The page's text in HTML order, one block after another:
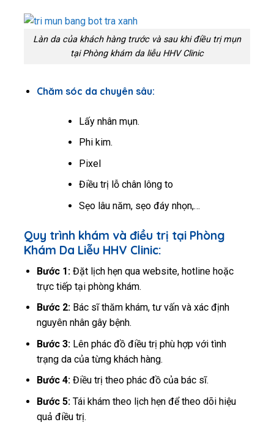
Làn da của khách hàng trước và sau khi điều trị mụn
tại Phòng khám da liễu HHV Clinic
Chăm sóc da chuyên sâu:
Lấy nhân mụn.
Phi kim.
Pixel
Điều trị lỗ chân lông to
Sẹo lâu năm, sẹo đáy nhọn,…
Quy trình khám và điều trị tại Phòng
Khám Da Liễu HHV Clinic:
Bước 1:Đặt lịch hẹn qua website, hotline hoặc
trực tiếp tại phòng khám.
Bước 2:Bác sĩ thăm khám, tư vấn và xác định
nguyên nhân gây bệnh.
Bước 3:Lên phác đồ điều trị phù hợp với tình
trạng da của từng khách hàng.
Bước 4:Điều trị theo phác đồ của bác sĩ.
Bước 5:Tái khám theo lịch hẹn để theo dõi hiệu
quả điều trị.